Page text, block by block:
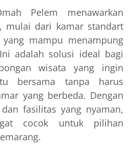
Pelem menawarkan
mulai dari kamar standart
mampu menampung
adalah solusi ideal bagi
wisata yang ingin
bersama tanpa harus
yang berbeda. Dengan
fasilitas yang nyaman,
cocok untuk pilihan